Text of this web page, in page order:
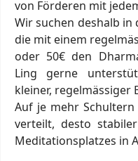
von Förderen mit
Wir suchen deshalb in
die mit einem
oder 50€ den
Ling gerne
kleiner, regelmässiger
Auf je mehr
verteilt, desto
Meditationsplatzes in